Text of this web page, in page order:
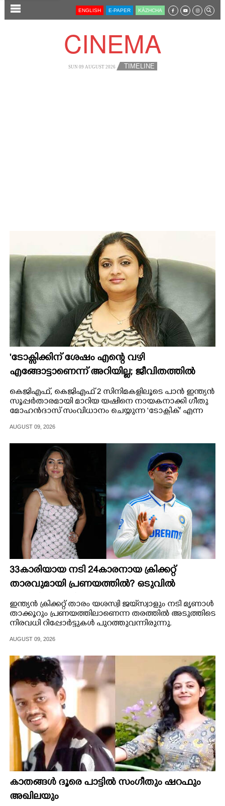
SECTIONS
OPINION
PHOTOS
LIFESTYLE
SPIRITUAL
ART
CARTOONS
LITERATURE
CONTACT US
ENGLISH E-PAPER KĀZHCHA
CINEMA
SUN 09 AUGUST 2026 TIMELINE
'ടോക്സിക്കിന് ശേഷം എന്റെ വഴി
എങ്ങോട്ടാണെന്ന് അറിയില്ല; ജീവിതത്തിൽ
ഇനി എന്തുണ്ടാക്കിയാലും അദ്ദേഹം എന്റെ
ഉള്ളിൽ ഉണ്ടായിരിക്കും'
കെജിഎഫ്,​ കെജിഎഫ് 2 സിനിമകളിലൂടെ പാൻ ഇന്ത്യൻ
സൂപ്പർതാരമായി മാറിയ യഷിനെ നായകനാക്കി ഗീതു
മോഹൻദാസ് സംവിധാനം ചെയ്യുന്ന 'ടോക്സിക്' എന്ന
AUGUST 09, 2026
33കാരിയായ നടി 24കാരനായ ക്രിക്കറ്റ്
താരവുമായി പ്രണയത്തിൽ? ഒടുവിൽ
മറുപടിയുമായി മൃണാൾ
ഇന്ത്യൻ ക്രിക്കറ്റ് താരം യശസ്വി ജയ്‌സ്വാളും നടി മൃണാൾ
താക്കൂറും പ്രണയത്തിലാണെന്ന തരത്തിൽ അടുത്തിടെ
നിരവധി റിപ്പോർട്ടുകൾ പുറത്തുവന്നിരുന്നു.
AUGUST 09, 2026
കാതങ്ങൾ ദൂരെ പാട്ടിൽ സംഗീതും ഷറഫും
അഖിലയും